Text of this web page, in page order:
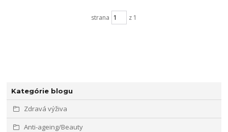
Kategórie blogu
Zdravá výživa
Anti-ageing/Beauty
strana z 1